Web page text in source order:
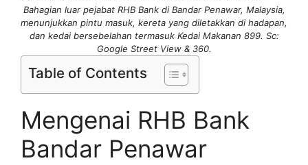
Bahagian luar pejabat RHB Bank di Bandar Penawar, Malaysia,
menunjukkan pintu masuk, kereta yang diletakkan di hadapan,
dan kedai bersebelahan termasuk Kedai Makanan 899. Sc:
Google Street View & 360.
Table of Contents
Mengenai RHB Bank
Bandar Penawar